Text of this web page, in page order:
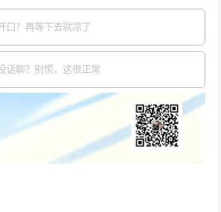
口？再等下去就凉了
话聊？别慌，这很正常